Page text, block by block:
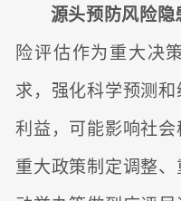
源头预防风险隐
险评估作为重大决
求，强化科学预测
利益，可能影响社会
重大政策制定调整